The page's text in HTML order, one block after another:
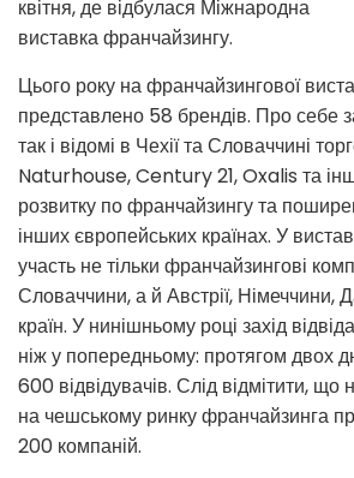
квітня, де відбулася Міжнародна
виставка франчайзингу.
Цього року на франчайзингової
представлено 58 брендів. Про себе
так і відомі в Чехії та Словаччині
Naturhouse, Century 21, Oxalis та
розвитку по франчайзингу та
інших європейських країнах. У
участь не тільки франчайзингові
Словаччини, а й Австрії, Німеччини,
країн. У нинішньому році захід
ніж у попередньому: протягом двох
600 відвідувачів. Слід відмітити,
на чешському ринку франчайзинга
200 компаній.